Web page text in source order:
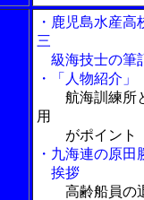
・鹿児島水産
三
級海技士の筆
・「人物紹介
航海訓練所
用
がポイント
・九海連の原
挨拶
高齢船員の